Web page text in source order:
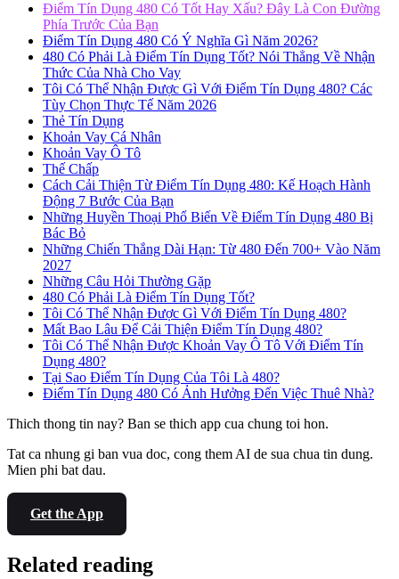
Điểm Tín Dụng 480 Có Tốt Hay Xấu? Đây Là Con Đường
Phía Trước Của Bạn
Điểm Tín Dụng 480 Có Ý Nghĩa Gì Năm 2026?
480 Có Phải Là Điểm Tín Dụng Tốt? Nói Thẳng Về Nhận
Thức Của Nhà Cho Vay
Tôi Có Thể Nhận Được Gì Với Điểm Tín Dụng 480? Các
Tùy Chọn Thực Tế Năm 2026
Thẻ Tín Dụng
Khoản Vay Cá Nhân
Khoản Vay Ô Tô
Thế Chấp
Cách Cải Thiện Từ Điểm Tín Dụng 480: Kế Hoạch Hành
Động 7 Bước Của Bạn
Những Huyền Thoại Phổ Biến Về Điểm Tín Dụng 480 Bị
Bác Bỏ
Những Chiến Thắng Dài Hạn: Từ 480 Đến 700+ Vào Năm
2027
Những Câu Hỏi Thường Gặp
480 Có Phải Là Điểm Tín Dụng Tốt?
Tôi Có Thể Nhận Được Gì Với Điểm Tín Dụng 480?
Mất Bao Lâu Để Cải Thiện Điểm Tín Dụng 480?
Tôi Có Thể Nhận Được Khoản Vay Ô Tô Với Điểm Tín
Dụng 480?
Tại Sao Điểm Tín Dụng Của Tôi Là 480?
Điểm Tín Dụng 480 Có Ảnh Hưởng Đến Việc Thuê Nhà?
Thich thong tin nay? Ban se thich app cua chung toi hon.
Tat ca nhung gi ban vua doc, cong them AI de sua chua tin dung.
Mien phi bat dau.
Get the App
Related reading